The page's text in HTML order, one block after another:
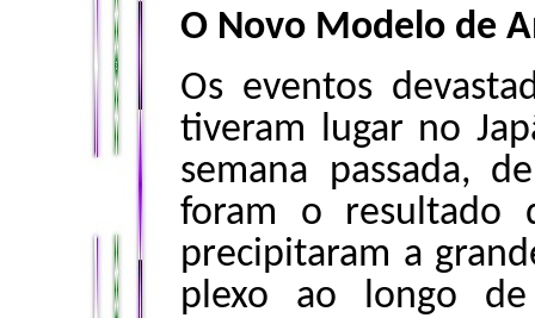
O Novo Modelo de
Os eventos
tiveram lugar no
semana passada,
foram o resultado
precipitaram a
plexo ao longo